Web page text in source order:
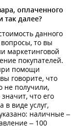
оплаченного
далее?
данного
то вы
маркетинговой
покупателей.
помощи
говорите, что
не получили,
что его
в виде услуг,
наличные –
– 100